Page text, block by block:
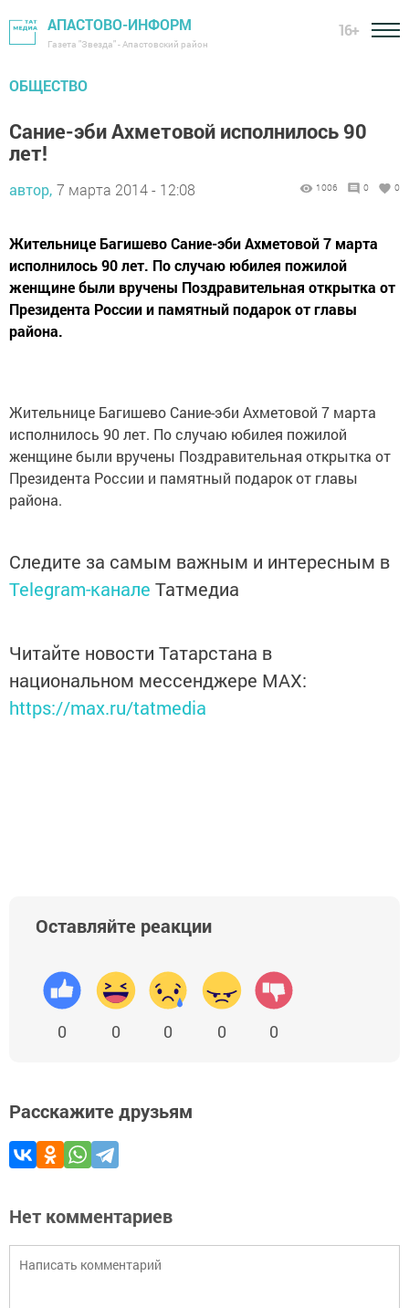
АПАСТОВО-ИНФОРМ
Газета "Звезда" - Апастовский район
16+
ОБЩЕСТВО
Сание-эби Ахметовой исполнилось 90
лет!
автор, 7 марта 2014 - 12:08 1006 0 0
Жительнице Багишево Сание-эби Ахметовой 7 марта
исполнилось 90 лет. По случаю юбилея пожилой
женщине были вручены Поздравительная открытка от
Президента России и памятный подарок от главы
района.
Жительнице Багишево Сание-эби Ахметовой 7 марта
исполнилось 90 лет. По случаю юбилея пожилой
женщине были вручены Поздравительная открытка от
Президента России и памятный подарок от главы
района.
Следите за самым важным и интересным в
Telegram-канале Татмедиа
Читайте новости Татарстана в
национальном мессенджере MАХ:
https://max.ru/tatmedia
Оставляйте реакции
0 0 0 0 0
Расскажите друзьям
Нет комментариев